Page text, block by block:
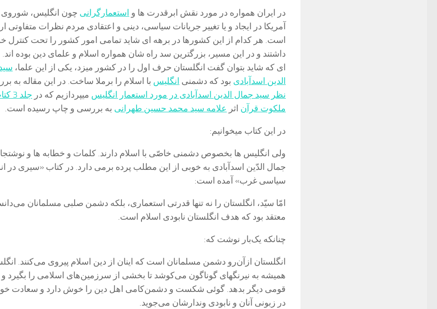
در ایران همواره در مورد نقش ابرقدرت ها و استعمارگرانی چون انگلیس،
آمریکا در ایجاد و یا تغییر جریانات سیاسی، دینی و اعتقادی مردم نظرات متفاوتی
است. هر کدام از این کشورها در برهه ای شاید تمامی امور کشور را تحت کنترل
داشتند و در این مسیر، بزرگترین سد راه شان همواره اسلام و علمای دین بوده
ای که شاید بتوان گفت انگلستان حرف اول را در کشور میزد، یکی از این علما،
الدین اسدآبادی بود که دشمنی انگلیس با اسلام را برملا ساخت. در این مقاله به
نظر سید جمال الدین اسدآبادی در مورد استعمار انگلیس میپردازیم که در
جلد
ملکوت قرآن اثر علامه سید محمد حسین طهرانی به بررسی و چاپ رسیده است.
در این کتاب میخوانیم:
ولى انگلیس ها بخصوص دشمنى خاصّى با اسلام دارند. کلمات و خطابه ها و
جمال الدّین اسدآبادى به خوبى از این مطلب پرده برمى دارد. در کتاب «سیرى در
سیاسى غرب» آمده است:
امّا سیّد، انگلستان را نه تنها قدرتى استعمارى، بلکه دشمن صلبى مسلمانان
معتقد بود که هدف انگلستان نابودى اسلام است.
چنانکه یک‌بار نوشت که:
انگلستان ازآن‌رو دشمن مسلمانان است که اینان از دین اسلام پیروى مى‌کنند.
همیشه به نیرنگهاى گوناگون مى‌کوشد تا بخشى از سرزمین‌هاى اسلامى را بگیرد و
قومى دیگر بدهد. گوئى شکست و دشمن‌کامى اهل دین را خوش دارد و سعادت
در زبونى آنان و نابودى وندارشان مى‌جوید.